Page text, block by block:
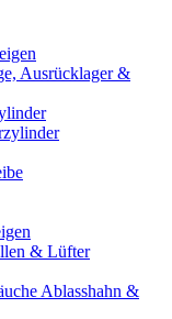
Ausrücklager &
& Lüfter
Ablasshahn &